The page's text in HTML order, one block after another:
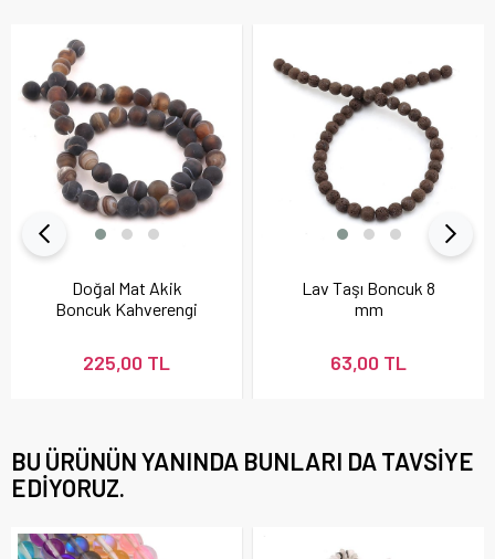
Doğal Mat Akik
Boncuk Kahverengi
225,00 TL
Lav Taşı Boncuk 8
mm
63,00 TL
BU ÜRÜNÜN YANINDA BUNLARI DA TAVSIYE
EDIYORUZ.